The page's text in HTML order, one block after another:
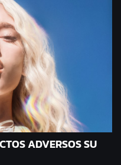
ADVERSOS SU